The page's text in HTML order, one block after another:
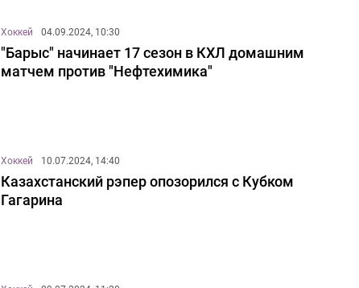
Хоккей 04.09.2024, 10:30
"Барыс" начинает 17 сезон в КХЛ домашним
матчем против "Нефтехимика"
Хоккей 10.07.2024, 14:40
Казахстанский рэпер опозорился с Кубком
Гагарина